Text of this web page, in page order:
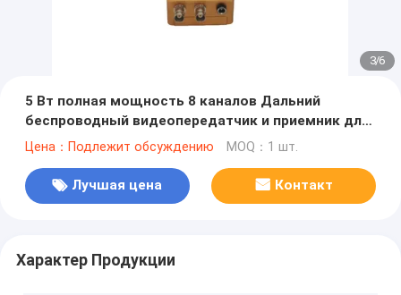
3/6
5 Вт полная мощность 8 каналов Дальний
беспроводный видеопередатчик и приемник для
БПЛА на 1,2 ГГц в 150 * 65 * 30 мм
Цена：Подлежит обсуждению MOQ：1 шт.
Лучшая цена Контакт
Характер Продукции